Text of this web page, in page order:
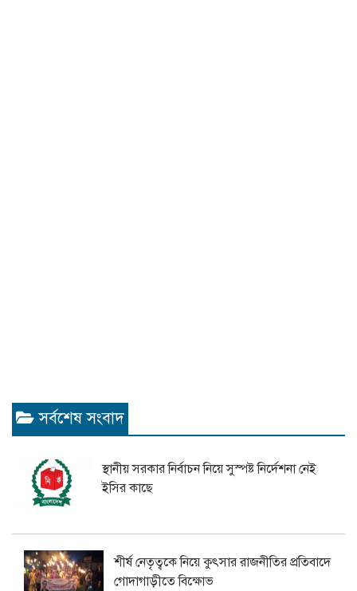
সর্বশেষ সংবাদ
স্থানীয় সরকার নির্বাচন নিয়ে সুস্পষ্ট নির্দেশনা নেই
ইসির কাছে
শীর্ষ নেতৃত্বকে নিয়ে কুৎসার রাজনীতির প্রতিবাদে
গোদাগাড়ীতে বিক্ষোভ